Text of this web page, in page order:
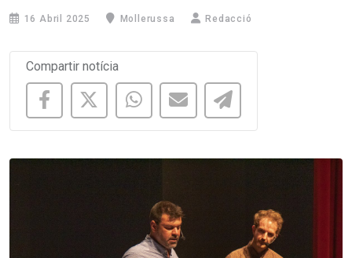
16 Abril 2025 Mollerussa Redacció
Compartir notícia